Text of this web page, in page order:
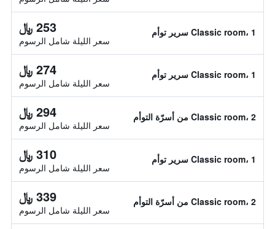
Classic room، 1 سرير توأم 253 ﷼
سعر الليلة شامل الرسوم
Classic room، 1 سرير توأم 274 ﷼
سعر الليلة شامل الرسوم
Classic room، 2 من أسرّة التوأم 294 ﷼
سعر الليلة شامل الرسوم
Classic room، 1 سرير توأم 310 ﷼
سعر الليلة شامل الرسوم
Classic room، 2 من أسرّة التوأم 339 ﷼
سعر الليلة شامل الرسوم